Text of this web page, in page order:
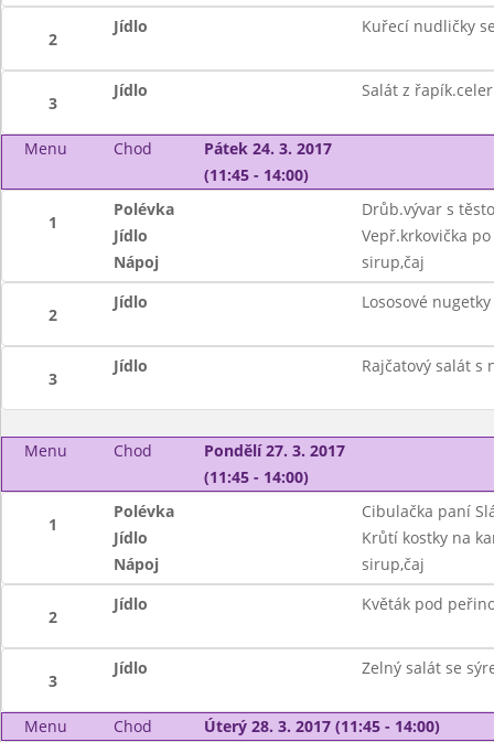
2
Jídlo Kuřecí nudličky
3
Jídlo Salát z
Menu Chod
Pátek 24. 3. 2017
(11:45 - 14:00)
1
Polévka
Drůb.vývar s
Jídlo
Vepř.krkovička
Nápoj
sirup,čaj
2
Jídlo Lososové
3
Jídlo Rajčatový salát s
Menu Chod
Pondělí 27. 3. 2017
(11:45 - 14:00)
1
Polévka
Cibulačka paní
Jídlo
Krůtí kostky na
Nápoj
sirup,čaj
2
Jídlo Květák pod
3
Jídlo Zelný salát se
Menu Chod Úterý 28. 3. 2017 (11:45 - 14:00)